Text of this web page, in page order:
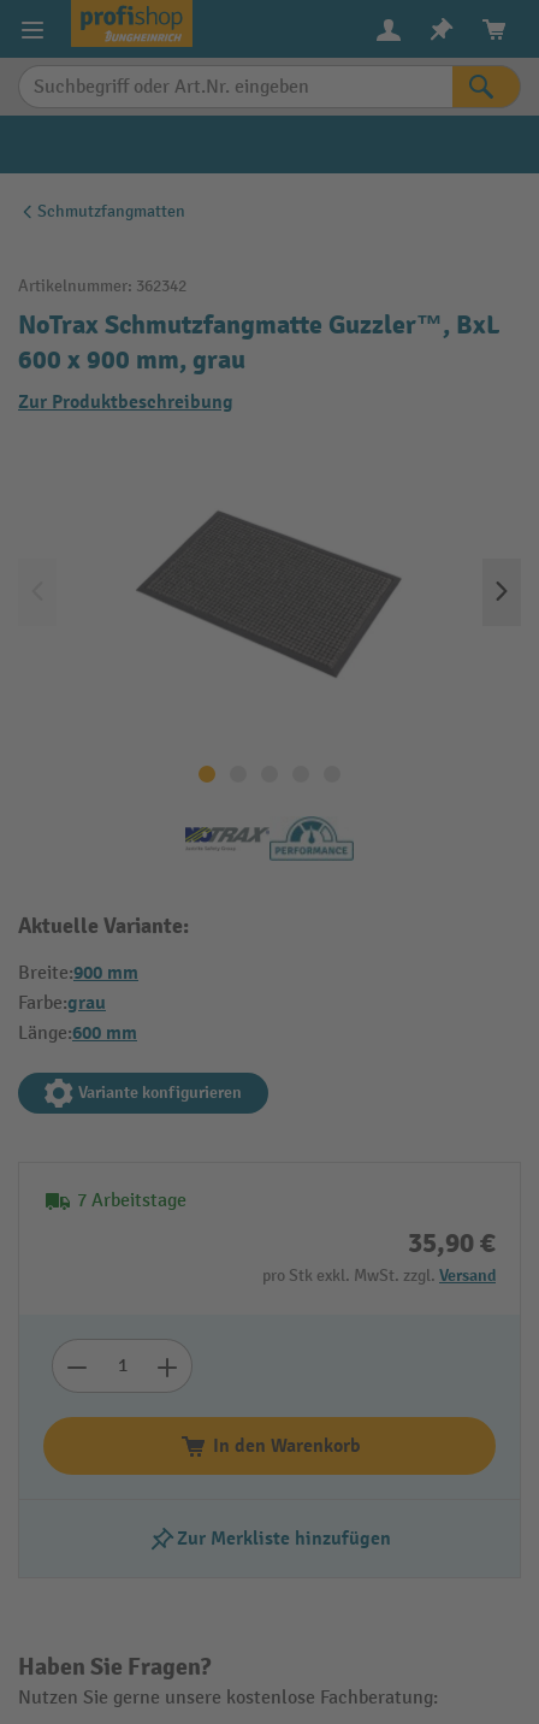
springen
Schmutzfangmatten
Artikelnummer: 362342
NoTrax Schmutzfangmatte Guzzler™, BxL
600 x 900 mm, grau
Zur Produktbeschreibung
Aktuelle Variante:
Breite:900 mm
Farbe:grau
Länge:600 mm
Variante konfigurieren
7 Arbeitstage
35,90 €
pro Stk exkl. MwSt. zzgl. Versand
In den Warenkorb
Zur Merkliste hinzufügen
Haben Sie Fragen?
Nutzen Sie gerne unsere kostenlose Fachberatung: